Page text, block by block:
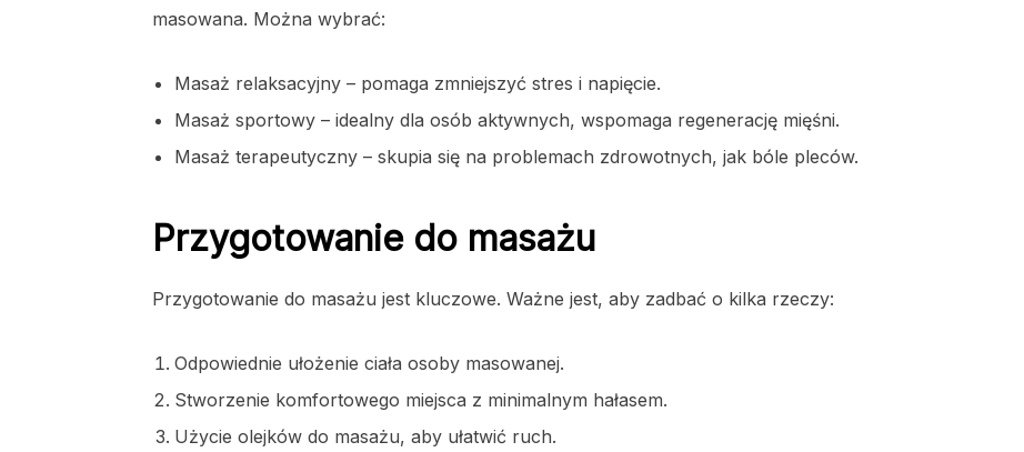
masowana. Można wybrać:
Masaż relaksacyjny – pomaga zmniejszyć stres i napięcie.
Masaż sportowy – idealny dla osób aktywnych, wspomaga regenerację mięśni.
Masaż terapeutyczny – skupia się na problemach zdrowotnych, jak bóle pleców.
Przygotowanie do masażu
Przygotowanie do masażu jest kluczowe. Ważne jest, aby zadbać o kilka rzeczy:
Odpowiednie ułożenie ciała osoby masowanej.
Stworzenie komfortowego miejsca z minimalnym hałasem.
Użycie olejków do masażu, aby ułatwić ruch.